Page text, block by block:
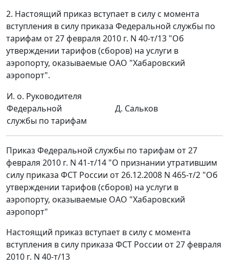
2. Настоящий приказ вступает в силу с момента
вступления в силу приказа Федеральной службы по
тарифам от 27 февраля 2010 г. N 40-т/13 "Об
утверждении тарифов (сборов) на услуги в
аэропорту, оказываемые ОАО "Хабаровский
аэропорт".
И. о. Руководителя
Федеральной
службы по тарифам
Д. Сальков
Приказ Федеральной службы по тарифам от 27
февраля 2010 г. N 41-т/14 "О признании утратившим
силу приказа ФСТ России от 26.12.2008 N 465-т/2 "Об
утверждении тарифов (сборов) на услуги в
аэропорту, оказываемые ОАО "Хабаровский
аэропорт"
Настоящий приказ вступает в силу с момента
вступления в силу приказа ФСТ России от 27 февраля
2010 г. N 40-т/13